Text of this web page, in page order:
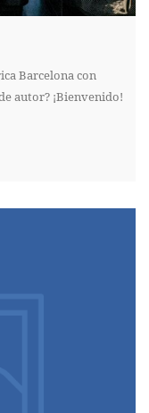
Barcelona con
autor? ¡Bienvenido!